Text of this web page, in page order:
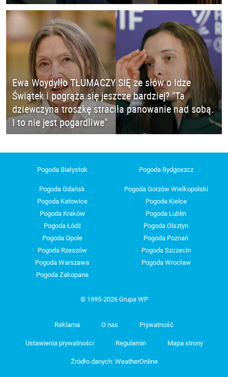
Ewa Woydyłło TŁUMACZY SIĘ ze słów o Idze
Świątek i pogrąża się jeszcze bardziej? "Ta
dziewczyna troszkę straciła panowanie nad sobą.
I to nie jest pogardliwe"
Pogoda Białystok Pogoda Bydgoszcz
Pogoda Gdańsk
Pogoda Gorzów Wielkopolski
Pogoda Katowice
Pogoda Kielce
Pogoda Kraków
Pogoda Lublin
Pogoda Łódź
Pogoda Olsztyn
Pogoda Opole
Pogoda Poznań
Pogoda Rzeszów
Pogoda Szczecin
Pogoda Warszawa
Pogoda Wrocław
Pogoda Zakopane
© 1995-2026 Grupa WP
Reklama O nas Prywatność
Ustawienia prywatności Regulamin Mapa strony
Źródło danych: WeatherOnline